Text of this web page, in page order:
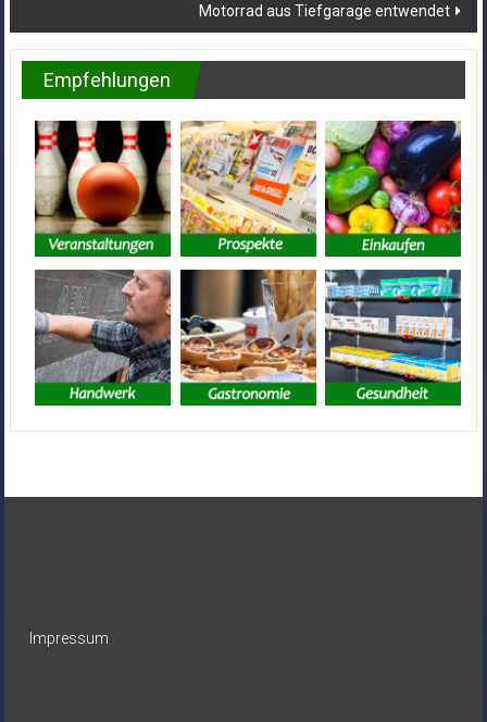
Motorrad aus Tiefgarage entwendet
Empfehlungen
Impressum